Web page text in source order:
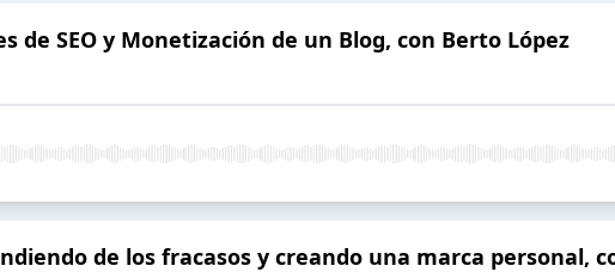
de SEO y Monetización de un Blog, con Berto López
de los fracasos y creando una marca personal,